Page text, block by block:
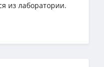
из лаборатории.